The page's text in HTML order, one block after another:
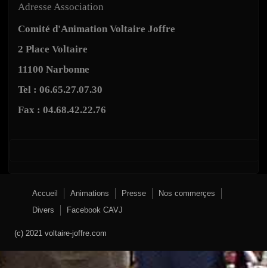
Adresse Association
Comité d'Animation Voltaire Joffre
2 Place Voltaire
11100 Narbonne
Tel : 06.65.27.07.30
Fax : 04.68.42.22.76
Accueil Animations Presse
Nos commerçes
Divers
Facebook CAVJ
(c) 2021 voltaire-joffre.com